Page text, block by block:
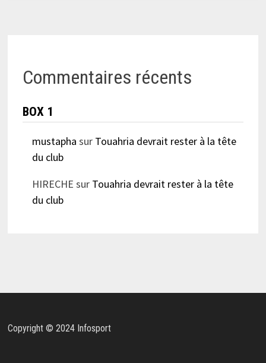
Commentaires récents
BOX 1
mustapha sur Touahria devrait rester à la tête
du club
HIRECHE sur Touahria devrait rester à la tête
du club
Copyright © 2024 Infosport